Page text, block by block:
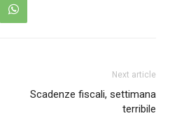
Next article
Scadenze fiscali, settimana
terribile